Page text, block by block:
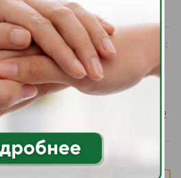
отходов.
Телефон отдела кадров:
8(495) 004-08-06; 8
(915) 430-34-61
Московская область, г.
Домодедово,
Каширское шоссе, д.112